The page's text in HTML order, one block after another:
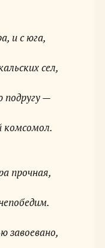
и с юга,
сел,
подругу —
комсомол.
прочная,
завоевано,